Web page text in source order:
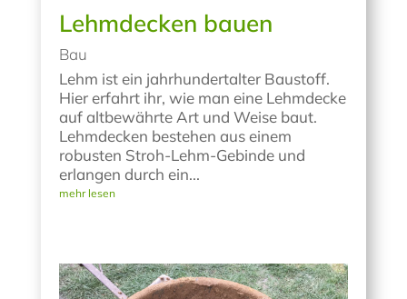
Lehmdecken bauen
Bau
Lehm ist ein jahrhundertalter Baustoff.
Hier erfahrt ihr, wie man eine Lehmdecke
auf altbewährte Art und Weise baut.
Lehmdecken bestehen aus einem
robusten Stroh-Lehm-Gebinde und
erlangen durch ein...
mehr lesen